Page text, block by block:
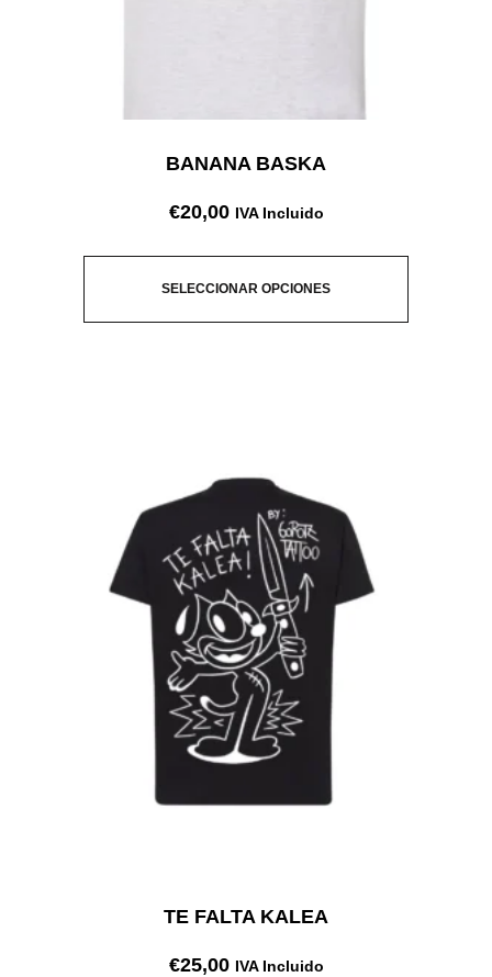
BANANA BASKA
€20,00 IVA Incluido
SELECCIONAR OPCIONES
TE FALTA KALEA
€25,00 IVA Incluido